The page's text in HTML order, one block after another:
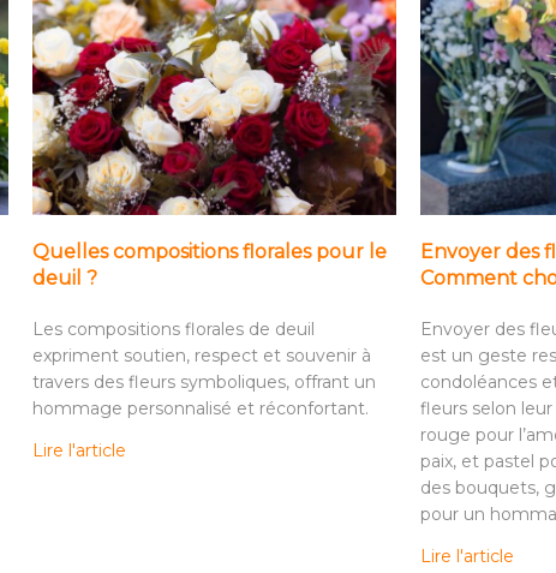
Quelles compositions florales pour le
deuil ?
Les compositions florales de deuil
expriment soutien, respect et souvenir à
travers des fleurs symboliques, offrant un
hommage personnalisé et réconfortant.
Lire l'article
Envoyer des
Comment
Envoyer des
est un geste
condoléances
fleurs selon
rouge pour
paix, et pastel
des bouquets,
pour un
Lire l'article